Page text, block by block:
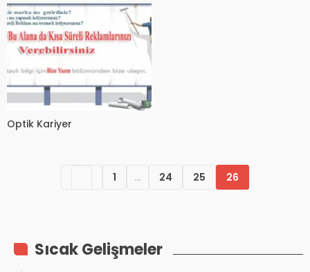
Optik Kariyer
1 … 24 25 26
Sıcak Gelişmeler